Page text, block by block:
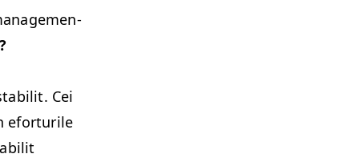
Cei
efor­turile